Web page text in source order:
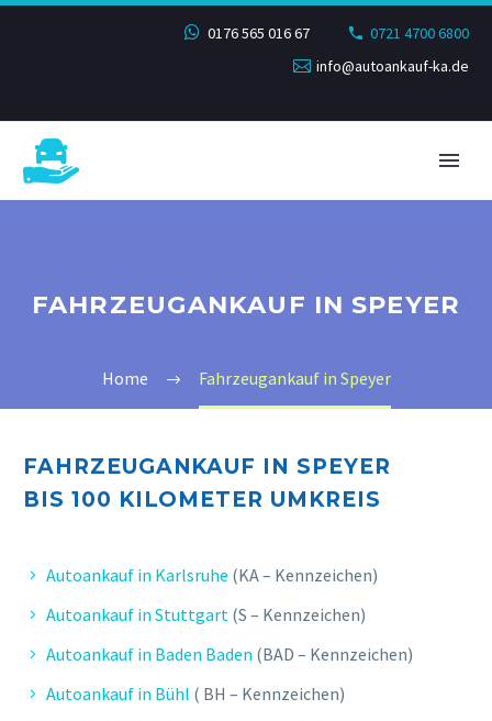
0176 565 016 67
0721 4700 6800
info@autoankauf-ka.de
FAHRZEUGANKAUF IN SPEYER
Home Fahrzeugankauf in Speyer
FAHRZEUGANKAUF IN SPEYER
BIS 100 KILOMETER UMKREIS
Autoankauf in Karlsruhe (KA – Kennzeichen)
Autoankauf in Stuttgart (S – Kennzeichen)
Autoankauf in Baden Baden (BAD – Kennzeichen)
Autoankauf in Bühl ( BH – Kennzeichen)